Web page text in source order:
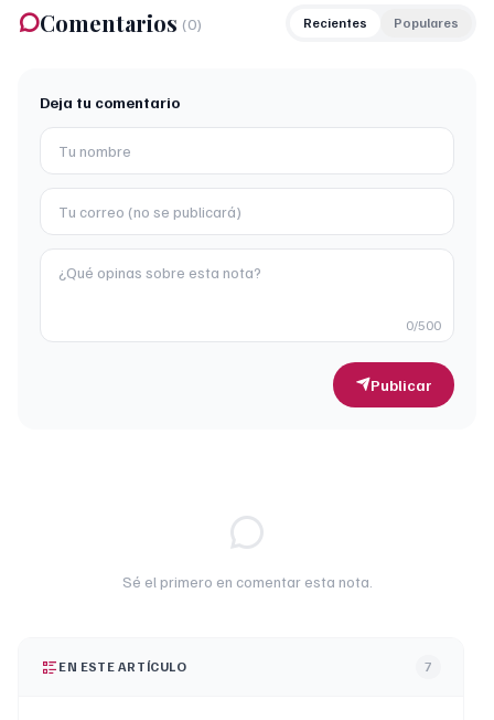
Comentarios (0) Recientes Populares
Deja tu comentario
0/500
Publicar
Sé el primero en comentar esta nota.
EN ESTE ARTÍCULO 7